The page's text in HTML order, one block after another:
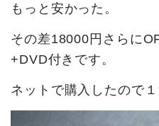
もっと安かった。
その差18000円さらに
+DVD付きです。
ネットで購入したので